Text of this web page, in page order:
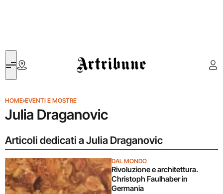
Artribune
HOME›EVENTI E MOSTRE
Julia Draganovic
Articoli dedicati a Julia Draganovic
DAL MONDO
Rivoluzione e architettura.
Christoph Faulhaber in
Germania